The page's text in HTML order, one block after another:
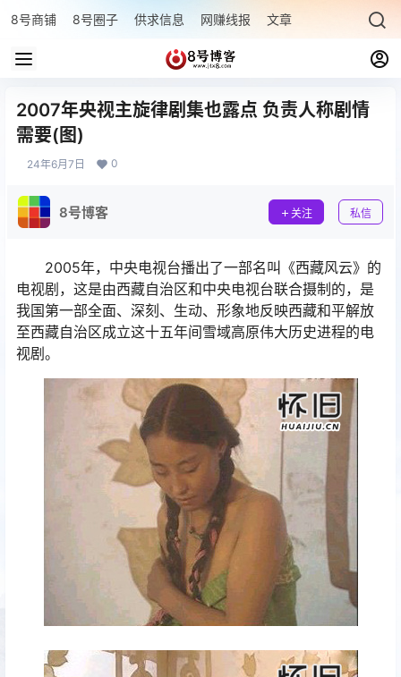
8号商铺 8号圈子 供求信息 网赚线报 文章专题 最新文章
2007年央视主旋律剧集也露点 负责人称剧情
需要(图)
24年6月7日 0
8号博客 关注 私信
2005年，中央电视台播出了一部名叫《西藏风云》的
电视剧，这是由西藏自治区和中央电视台联合摄制的，是
我国第一部全面、深刻、生动、形象地反映西藏和平解放
至西藏自治区成立这十五年间雪域高原伟大历史进程的电
视剧。